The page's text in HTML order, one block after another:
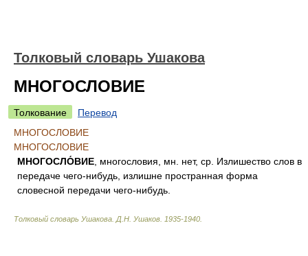
Толковый словарь Ушакова
МНОГОСЛОВИЕ
Толкование
Перевод
МНОГОСЛОВИЕ
МНОГОСЛОВИЕ
МНОГОСЛО́ВИЕ , многословия, мн. нет, ср. Излишество слов в
передаче чего-нибудь, излишне пространная форма
словесной передачи чего-нибудь.
Толковый словарь Ушакова Д.Н. Ушаков. 1935-1940